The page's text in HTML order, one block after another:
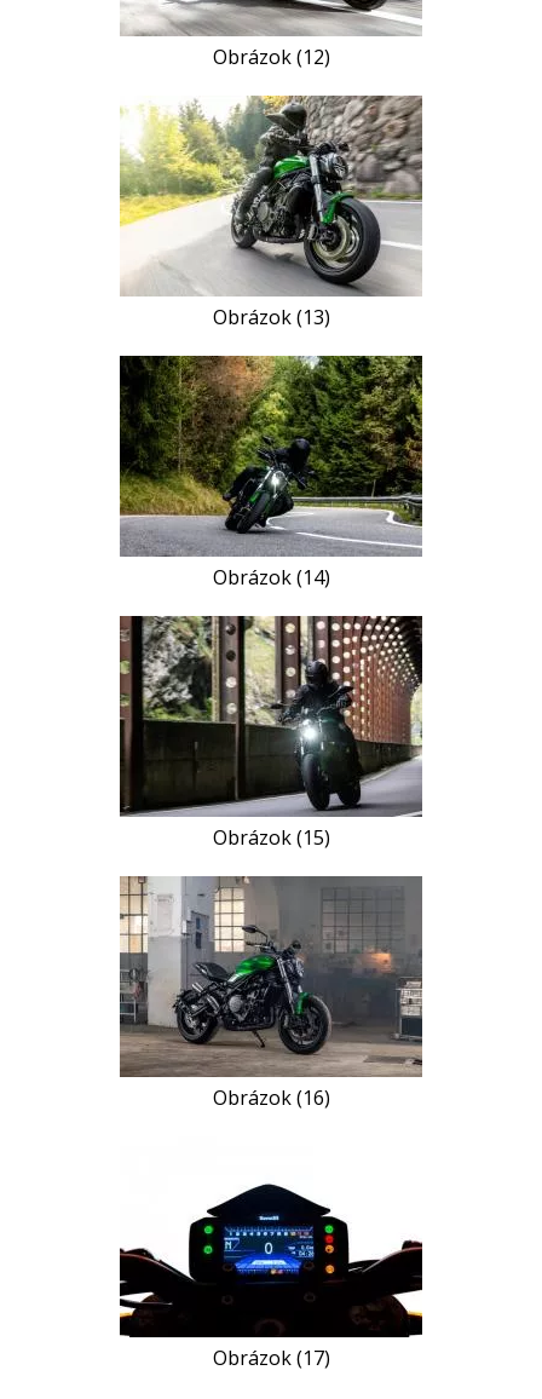
Obrázok (12)
Obrázok (13)
Obrázok (14)
Obrázok (15)
Obrázok (16)
Obrázok (17)